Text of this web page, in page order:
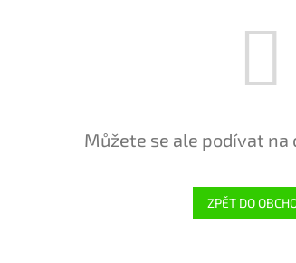
Můžete se ale podívat
ZPĚT DO